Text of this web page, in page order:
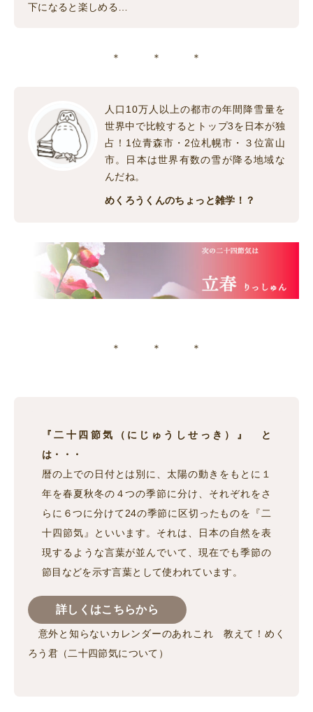
下になると楽しめる…
＊ ＊ ＊
人口10万人以上の都市の年間降雪量を
世界中で比較するとトップ3を日本が独
占！1位青森市・2位札幌市・３位富山
市。日本は世界有数の雪が降る地域な
んだね。
めくろうくんのちょっと雑学！？
＊ ＊ ＊
『二十四節気（にじゅうしせっき）』 と
は・・・
暦の上での日付とは別に、太陽の動きをもとに１
年を春夏秋冬の４つの季節に分け、それぞれをさ
らに６つに分けて24の季節に区切ったものを『二
十四節気』といいます。それは、日本の自然を表
現するような言葉が並んでいて、現在でも季節の
節目などを示す言葉として使われています。
詳しくはこちらから
意外と知らないカレンダーのあれこれ 教えて！めく
ろう君（二十四節気について）